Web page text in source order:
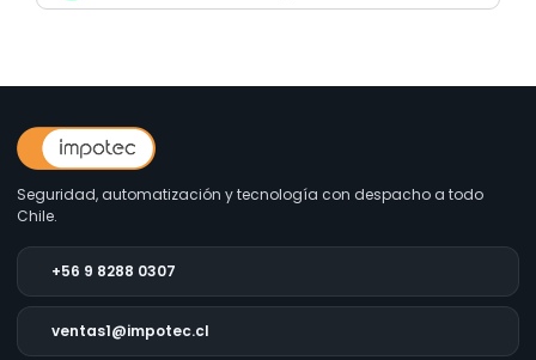
Seguridad, automatización y tecnología con despacho a todo
Chile.
+56 9 8288 0307
ventas1@impotec.cl